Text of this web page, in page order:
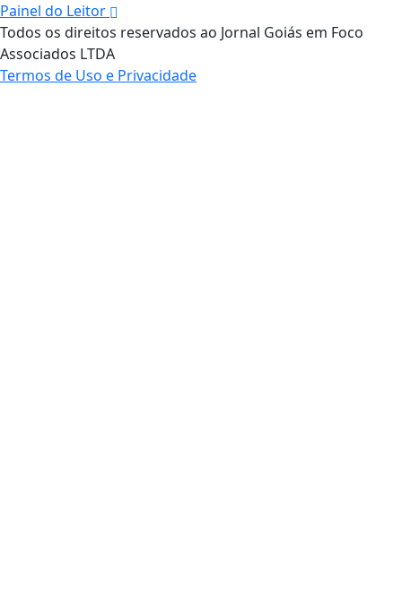
Painel do Leitor
Todos os direitos reservados ao Jornal Goiás em Foco
Associados LTDA
Termos de Uso e Privacidade